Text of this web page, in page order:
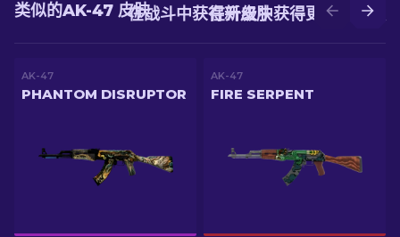
在升级中获得更好的皮肤
在战斗中获得新皮肤
类似的AK-47 皮肤
AK-47
PHANTOM DISRUPTOR
AK-47
FIRE SERPENT